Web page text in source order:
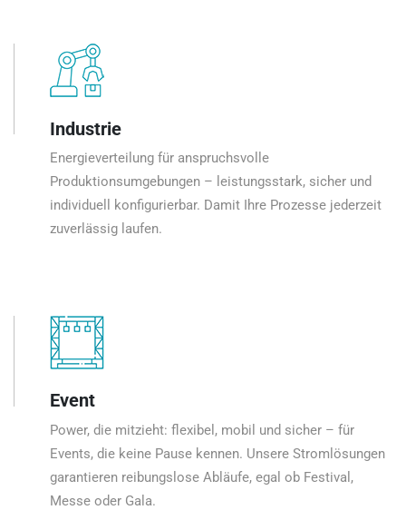
Industrie
Energieverteilung für anspruchsvolle
Produktionsumgebungen – leistungsstark, sicher und
individuell konfigurierbar. Damit Ihre Prozesse jederzeit
zuverlässig laufen.
Event
Power, die mitzieht: flexibel, mobil und sicher – für
Events, die keine Pause kennen. Unsere Stromlösungen
garantieren reibungslose Abläufe, egal ob Festival,
Messe oder Gala.